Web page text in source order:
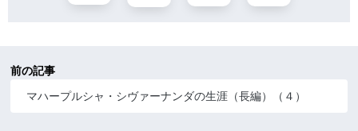
前の記事
マハープルシャ・シヴァーナンダの生涯（長編）（４）